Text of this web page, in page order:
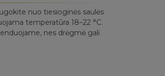
nuo tiesioginės saulės
temperatūra 18–22 °C.
nes drėgmė gali